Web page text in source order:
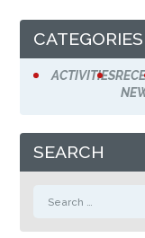
CATEGORIES
ACTIVITIES
SEARCH